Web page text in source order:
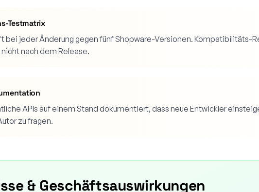
Testmatrix
bei jeder Änderung gegen fünf Shopware-Versionen. Kompatibilitäts-
nach dem Release.
APIs auf einem Stand dokumentiert, dass neue Entwickler
zu fragen.
& Geschäftsauswirkungen